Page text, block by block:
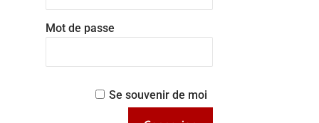
Mot de passe
Se souvenir de moi